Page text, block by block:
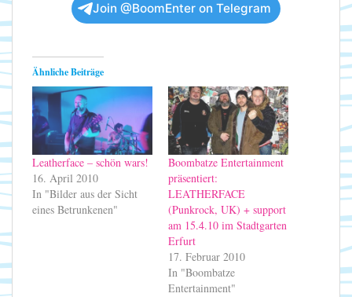
Join @BoomEnter on Telegram
Ähnliche Beiträge
Leatherface – schön wars!
16. April 2010
In "Bilder aus der Sicht
eines Betrunkenen"
Boombatze Entertainment
präsentiert:
LEATHERFACE
(Punkrock, UK) + support
am 15.4.10 im Stadtgarten
Erfurt
17. Februar 2010
In "Boombatze
Entertainment"